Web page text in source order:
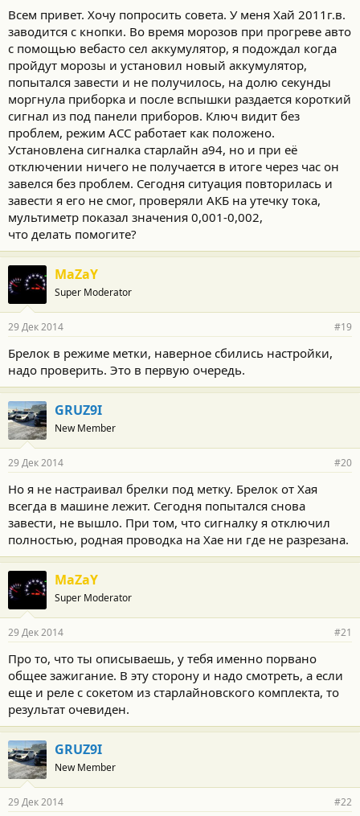
Всем привет. Хочу попросить совета. У меня Хай 2011г.в.
заводится с кнопки. Во время морозов при прогреве авто
с помощью вебасто сел аккумулятор, я подождал когда
пройдут морозы и установил новый аккумулятор,
попытался завести и не получилось, на долю секунды
моргнула приборка и после вспышки раздается короткий
сигнал из под панели приборов. Ключ видит без
проблем, режим АСС работает как положено.
Установлена сигналка старлайн а94, но и при её
отключении ничего не получается в итоге через час он
завелся без проблем. Сегодня ситуация повторилась и
завести я его не смог, проверяли АКБ на утечку тока,
мультиметр показал значения 0,001-0,002,
что делать помогите?
MaZaY
Super Moderator
29 Дек 2014 #19
Брелок в режиме метки, наверное сбились настройки,
надо проверить. Это в первую очередь.
GRUZ9I
New Member
29 Дек 2014 #20
Но я не настраивал брелки под метку. Брелок от Хая
всегда в машине лежит. Сегодня попытался снова
завести, не вышло. При том, что сигналку я отключил
полностью, родная проводка на Хае ни где не разрезана.
MaZaY
Super Moderator
29 Дек 2014 #21
Про то, что ты описываешь, у тебя именно порвано
общее зажигание. В эту сторону и надо смотреть, а если
еще и реле с сокетом из старлайновского комплекта, то
результат очевиден.
GRUZ9I
New Member
29 Дек 2014 #22